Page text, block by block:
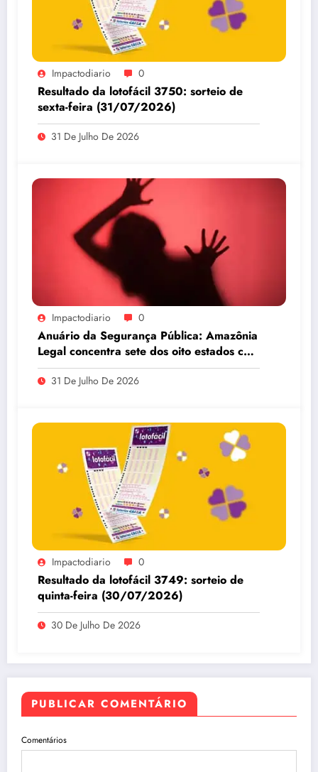
Impactodiario 0
Resultado da lotofácil 3750: sorteio de
sexta-feira (31/07/2026)
31 De Julho De 2026
Impactodiario 0
Anuário da Segurança Pública: Amazônia
Legal concentra sete dos oito estados com
maiores taxas de estupro do país
31 De Julho De 2026
Impactodiario 0
Resultado da lotofácil 3749: sorteio de
quinta-feira (30/07/2026)
30 De Julho De 2026
PUBLICAR COMENTÁRIO
Comentários